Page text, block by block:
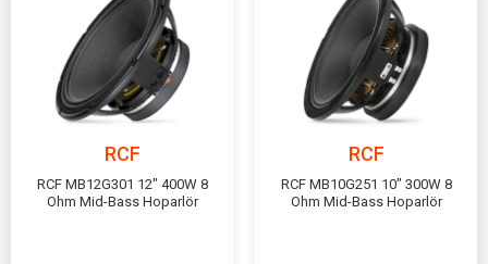
RCF
RCF MB12G301 12" 400W 8
Ohm Mid-Bass Hoparlör
RCF
RCF MB10G251 10" 300W 8
Ohm Mid-Bass Hoparlör